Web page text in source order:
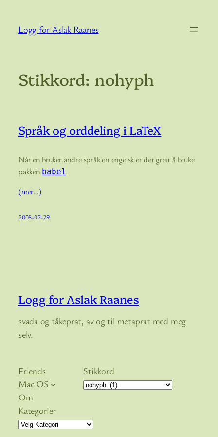
innhold
Logg for Aslak Raanes
Stikkord: nohyph
Språk og orddeling i LaTeX
Når en bruker andre språk en engelsk er det greit å bruke
pakken babel .
(mer…)
2008-02-29
Logg for Aslak Raanes
svada og tåkeprat, av og til metaprat med meg
selv.
Friends
Mac OS
Om
Stikkord
Kategorier